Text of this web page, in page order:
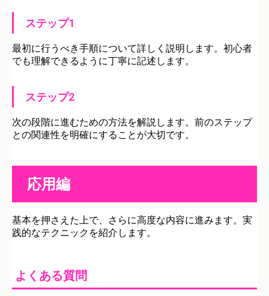
ステップ1
最初に行うべき手順について詳しく説明します。初心者
でも理解できるように丁寧に記述します。
ステップ2
次の段階に進むための方法を解説します。前のステップ
との関連性を明確にすることが大切です。
応用編
基本を押さえた上で、さらに高度な内容に進みます。実
践的なテクニックを紹介します。
よくある質問